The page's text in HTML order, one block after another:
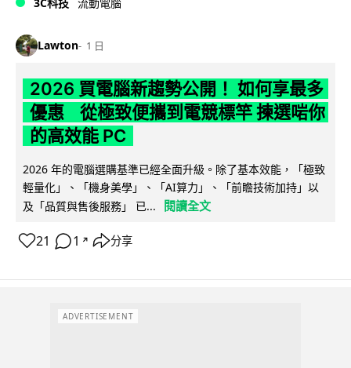
Lawton 1 日
2026 買電腦新趨勢公開！ 如何享最多
優惠 從極致便攜到電競標竿 揀選啱你
的高效能 PC
2026 年的電腦選購基準已經全面升級。除了基本效能，「極致
輕量化」、「機身美學」、「AI算力」、「前瞻技術加持」以
及「品質與售後服務」 已...
閱讀全文
21 1 ↗ 分享
ADVERTISEMENT